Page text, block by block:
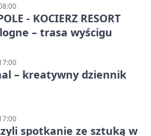
- KOCIERZ RESORT
– trasa wyścigu
– kreatywny dziennik
spotkanie ze sztuką w